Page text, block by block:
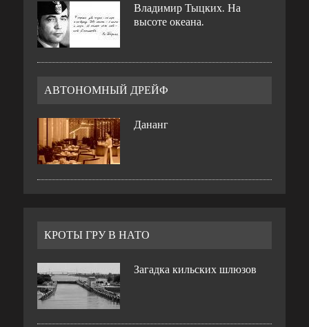
Владимир Тыцких. На
высоте океана.
АВТОНОМНЫЙ ДРЕЙФ
Дананг
КРОТЫ ГРУ В НАТО
Загадка кильских шлюзов